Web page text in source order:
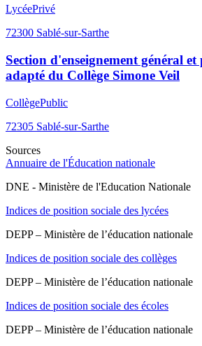
LycéePrivé
72300 Sablé-sur-Sarthe
Section d'enseignement général et
adapté du Collège Simone Veil
CollègePublic
72305 Sablé-sur-Sarthe
Sources
Annuaire de l'Éducation nationale
DNE - Ministère de l'Education Nationale
Indices de position sociale des lycées
DEPP – Ministère de l’éducation nationale
Indices de position sociale des collèges
DEPP – Ministère de l’éducation nationale
Indices de position sociale des écoles
DEPP – Ministère de l’éducation nationale